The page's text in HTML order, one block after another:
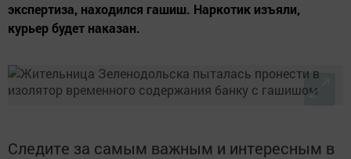
экспертиза, находился гашиш. Наркотик изъяли,
курьер будет наказан.
Следите за самым важным и интересным в